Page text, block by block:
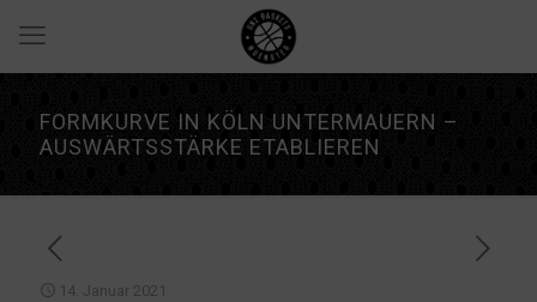
FORMKURVE IN KÖLN UNTERMAUERN –
AUSWÄRTSSTÄRKE ETABLIEREN
14. Januar 2021